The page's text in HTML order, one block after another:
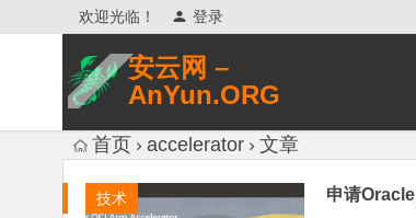
欢迎光临！ 登录
安云网 –
AnYun.ORG
网络安全研究、网络各种猎奇八卦。
首页 accelerator 文章
技术 申请